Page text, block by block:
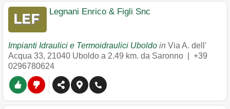
Legnani Enrico & Figli Snc
Impianti Idraulici e Termoidraulici Uboldo in Via A. dell'
Acqua 33, 21040 Uboldo a 2.49 km. da Saronno | +39
0296780624